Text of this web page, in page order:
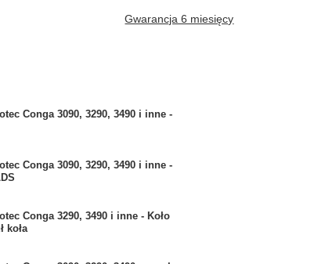
Gwarancja 6 miesięcy
Conga 3090, 3290, 3490 i inne -
Conga 3090, 3290, 3490 i inne -
Conga 3290, 3490 i inne - Koło
koła